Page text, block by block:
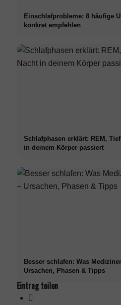
Einschlafprobleme: 8 häufige
konkret empfehlen
Schlafphasen erklärt: REM,
in deinem Körper passiert
Besser schlafen: Was
Ursachen, Phasen & Tipps
Eintrag teilen